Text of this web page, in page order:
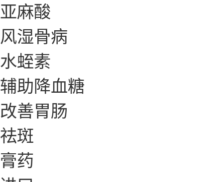
亚麻酸
风湿骨病
水蛭素
辅助降血糖
改善胃肠
祛斑
膏药